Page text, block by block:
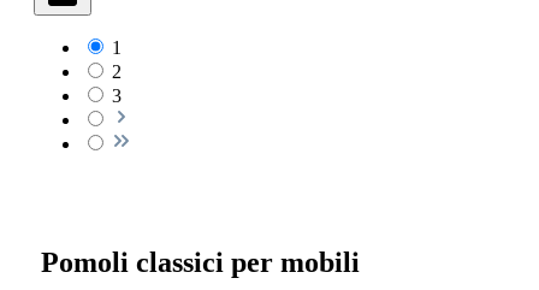
1
2
3
Pomoli classici per mobili